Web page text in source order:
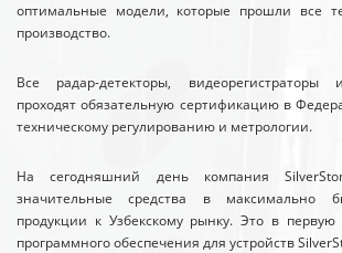
оптимальные модели, которые прошли все
производство.
Все радар-детекторы, видеорегистраторы
проходят обязательную сертификацию в
техническому регулированию и метрологии.
На сегодняшний день компания
значительные средства в максимально
продукции к Узбекскому рынку. Это в первую
программного обеспечения для устройств